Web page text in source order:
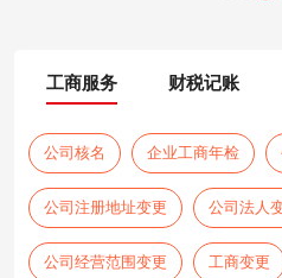
工商服务 财税记账
公司核名 企业工商年检
公司注册地址变更 公司法人
公司经营范围变更 工商变更